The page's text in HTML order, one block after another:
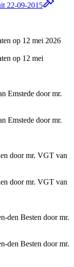
22-09-2015
op 12 mei 2026
op 12 mei
Emstede door mr.
Emstede door mr.
door mr. VGT van
door mr. VGT van
den Besten door mr.
den Besten door mr.